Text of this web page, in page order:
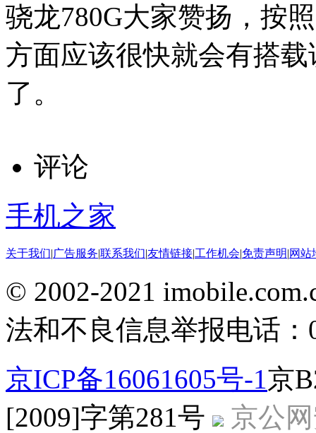
骁龙780G大家赞扬，按
方面应该很快就会有搭
了。
评论
手机之家
关于我们|广告服务|联系我们|友情链接|工作机会|免责声明|网站
© 2002-2021
法和不良信息举报电话：
京ICP备16061605号-1京
[2009]字第281号
京公